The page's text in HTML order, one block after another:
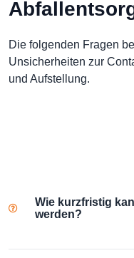
Die folgenden Fragen
Unsicherheiten zur
und Aufstellung.
Wie kurzfristig
werden?